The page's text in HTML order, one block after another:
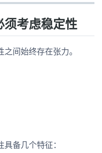
须考虑稳定性
间始终存在张力。
备几个特征：